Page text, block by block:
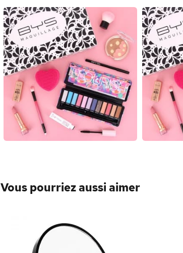
Vous pourriez aussi aimer